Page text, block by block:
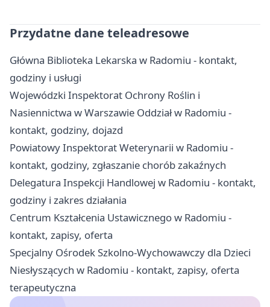
Przydatne dane teleadresowe
Główna Biblioteka Lekarska w Radomiu - kontakt,
godziny i usługi
Wojewódzki Inspektorat Ochrony Roślin i
Nasiennictwa w Warszawie Oddział w Radomiu -
kontakt, godziny, dojazd
Powiatowy Inspektorat Weterynarii w Radomiu -
kontakt, godziny, zgłaszanie chorób zakaźnych
Delegatura Inspekcji Handlowej w Radomiu - kontakt,
godziny i zakres działania
Centrum Kształcenia Ustawicznego w Radomiu -
kontakt, zapisy, oferta
Specjalny Ośrodek Szkolno-Wychowawczy dla Dzieci
Niesłyszących w Radomiu - kontakt, zapisy, oferta
terapeutyczna